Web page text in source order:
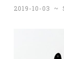
2019-10-03 ~